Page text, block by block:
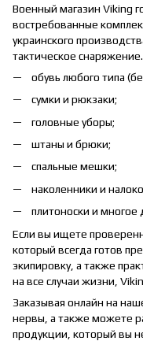
Военный магазин Viking
востребованные
украинского
тактическое
обувь любого типа
сумки и рюкзаки;
головные уборы;
штаны и брюки;
спальные мешки;
наколенники и
плитоноски и многое
Если вы ищете
который всегда готов
экипировку, а также
на все случаи жизни,
Заказывая онлайн на
нервы, а также можете
продукции, который вы